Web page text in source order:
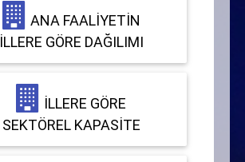
ANA FAALIYETIN
İLLERE GÖRE DAĞILIMI
İLLERE GÖRE
SEKTÖREL KAPASITE